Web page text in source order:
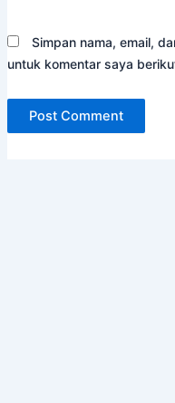
Simpan nama, email,
untuk komentar saya